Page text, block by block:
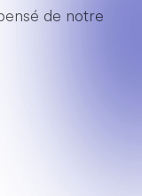
de notre